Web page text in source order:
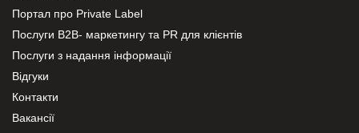
Портал про Private Label
Послуги В2В- маркетингу та PR для клієнтів
Послуги з надання інформації
Відгуки
Контакти
Вакансії